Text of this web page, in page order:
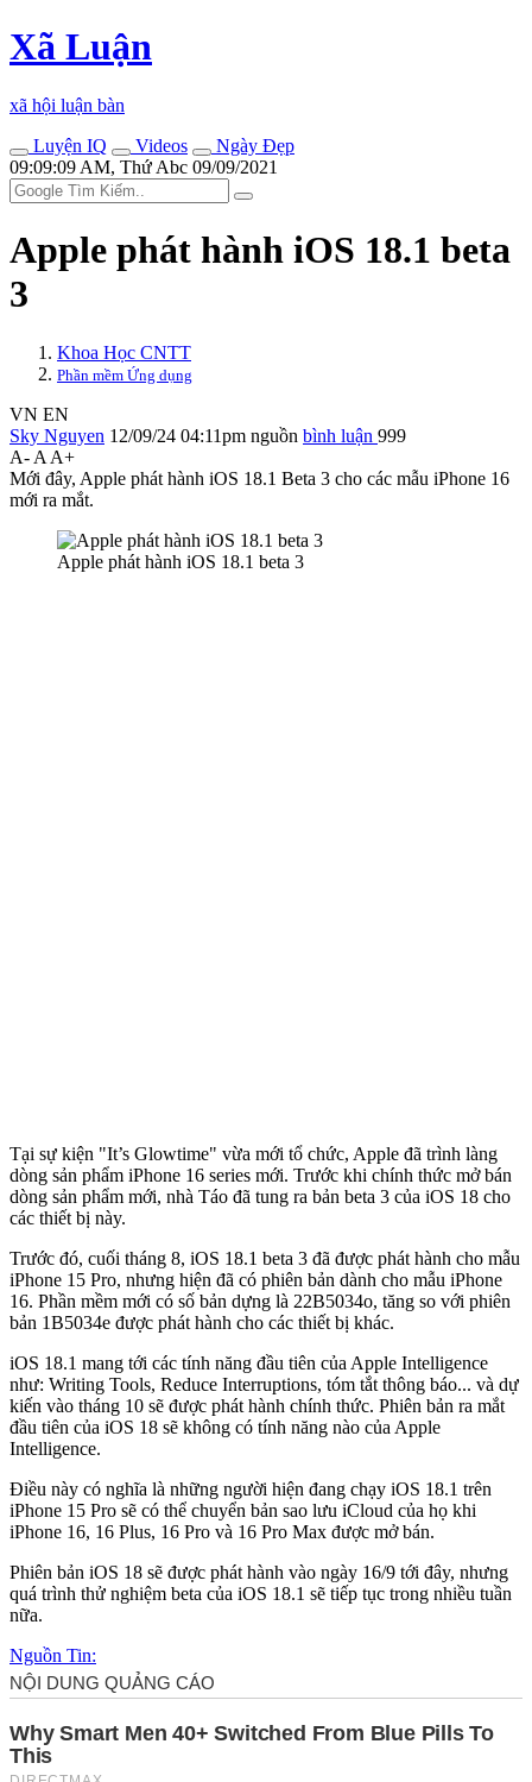
Xã Luận
xã hội luận bàn
Luyện IQ
Videos
Ngày Đẹp
09:09:09 AM, Thứ Abc 09/09/2021
Apple phát hành iOS 18.1 beta
3
Khoa Học CNTT
Phần mềm Ứng dụng
VN EN
Sky Nguyen 12/09/24 04:11pm nguồn bình luận 999
A- A A+
Mới đây, Apple phát hành iOS 18.1 Beta 3 cho các mẫu iPhone 16
mới ra mắt.
Apple phát hành iOS 18.1 beta 3
Tại sự kiện "It’s Glowtime" vừa mới tổ chức, Apple đã trình làng
dòng sản phẩm iPhone 16 series mới. Trước khi chính thức mở bán
dòng sản phẩm mới, nhà Táo đã tung ra bản beta 3 của iOS 18 cho
các thiết bị này.
Trước đó, cuối tháng 8, iOS 18.1 beta 3 đã được phát hành cho mẫu
iPhone 15 Pro, nhưng hiện đã có phiên bản dành cho mẫu iPhone
16. Phần mềm mới có số bản dựng là 22B5034o, tăng so với phiên
bản 1B5034e được phát hành cho các thiết bị khác.
iOS 18.1 mang tới các tính năng đầu tiên của Apple Intelligence
như: Writing Tools, Reduce Interruptions, tóm tắt thông báo... và dự
kiến vào tháng 10 sẽ được phát hành chính thức. Phiên bản ra mắt
đầu tiên của iOS 18 sẽ không có tính năng nào của Apple
Intelligence.
Điều này có nghĩa là những người hiện đang chạy iOS 18.1 trên
iPhone 15 Pro sẽ có thể chuyển bản sao lưu iCloud của họ khi
iPhone 16, 16 Plus, 16 Pro và 16 Pro Max được mở bán.
Phiên bản iOS 18 sẽ được phát hành vào ngày 16/9 tới đây, nhưng
quá trình thử nghiệm beta của iOS 18.1 sẽ tiếp tục trong nhiều tuần
nữa.
Nguồn Tin: